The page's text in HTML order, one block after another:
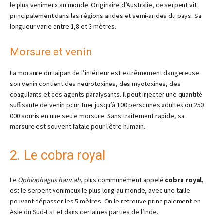
le plus venimeux au monde. Originaire d’Australie, ce serpent vit
principalement dans les régions arides et semi-arides du pays. Sa
longueur varie entre 1,8 et 3 mètres.
Morsure et venin
La morsure du taipan de l’intérieur est extrêmement dangereuse :
son venin contient des neurotoxines, des myotoxines, des
coagulants et des agents paralysants. Il peut injecter une quantité
suffisante de venin pour tuer jusqu’à 100 personnes adultes ou 250
000 souris en une seule morsure. Sans traitement rapide, sa
morsure est souvent fatale pour l’être humain.
2. Le cobra royal
Le Ophiophagus hannah, plus communément appelé cobra royal,
est le serpent venimeux le plus long au monde, avec une taille
pouvant dépasser les 5 mètres. On le retrouve principalement en
Asie du Sud-Est et dans certaines parties de l’Inde.